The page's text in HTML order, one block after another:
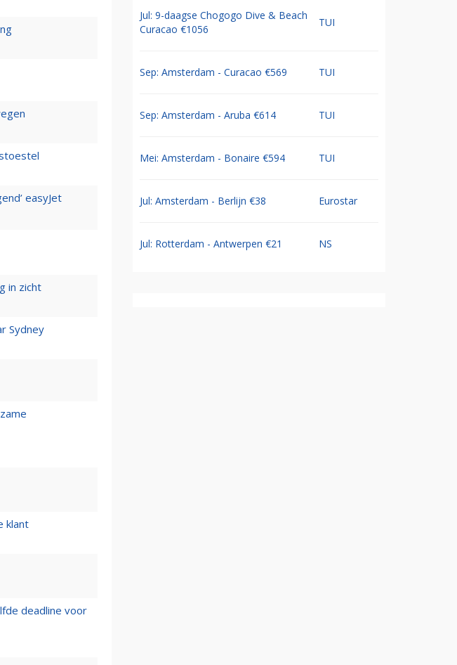
easyJet
in zicht
Sydney
klant
deadline voor
Jul: 9-daagse Chogogo Dive & Beach
Curacao €1056
TUI
Sep: Amsterdam - Curacao €569 TUI
Sep: Amsterdam - Aruba €614 TUI
Mei: Amsterdam - Bonaire €594 TUI
Jul: Amsterdam - Berlijn €38 Eurostar
Jul: Rotterdam - Antwerpen €21 NS